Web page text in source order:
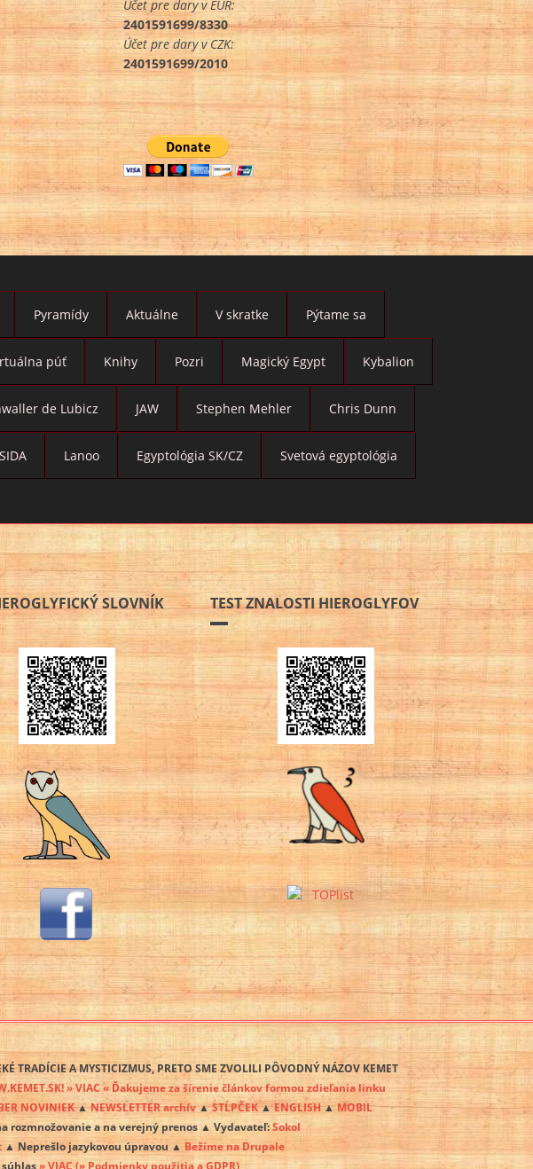
Účet pre dary v EUR:
2401591699/8330
Účet pre dary v CZK:
2401591699/2010
Pyramídy Aktuálne V skratke Pýtame sa
púť Knihy Pozri Magický Egypt Kybalion
de Lubicz JAW Stephen Mehler Chris Dunn
Lanoo Egyptológia SK/CZ Svetová egyptológia
SLOVNÍK TEST ZNALOSTI HIEROGLYFOV
TRADÍCIE A MYSTICIZMUS, PRETO SME ZVOLILI PÔVODNÝ NÁZOV KEMET
» VIAC « Ďakujeme za šírenie článkov formou zdieľania linku
NOVINIEK▲NEWSLETTER archív▲STĹPČEK▲ENGLISH▲MOBIL
rozmnožovanie a na verejný prenos ▲ Vydavateľ:Sokol
▲ Neprešlo jazykovou úpravou ▲ Bežíme na Drupale
» VIAC (» Podmienky použitia a GDPR)